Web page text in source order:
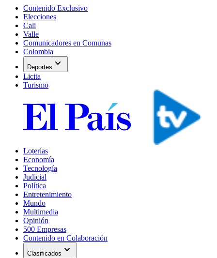
Contenido Exclusivo
Elecciones
Cali
Valle
Comunicadores en Comunas
Colombia
Deportes expand_more
Licita
Turismo
Loterías
Economía
Tecnología
Judicial
Política
Entretenimiento
Mundo
Multimedia
Opinión
500 Empresas
Contenido en Colaboración
Clasificados expand_more